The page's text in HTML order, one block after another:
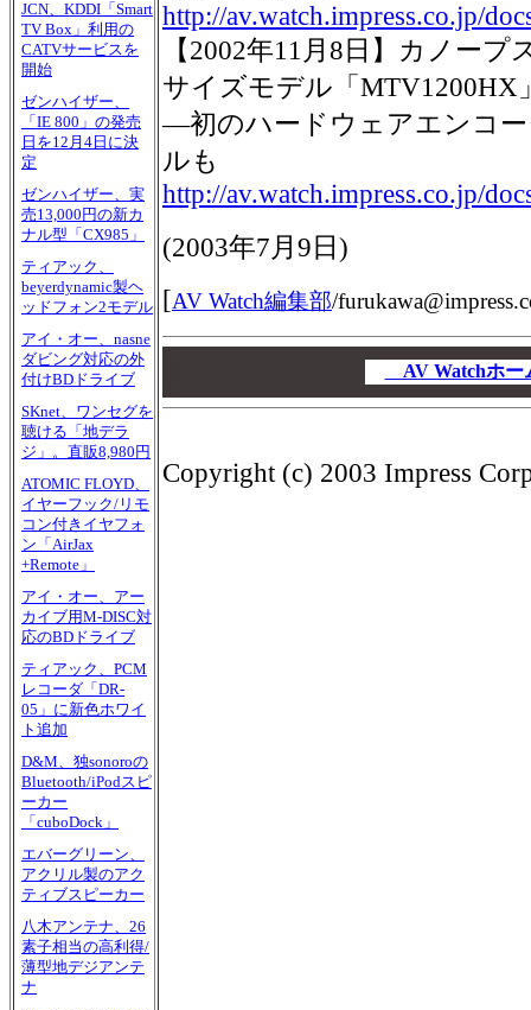
JCN、KDDI「Smart
TV Box」利用の
CATVサービスを
開始
ゼンハイザー、
「IE 800」の発売
日を12月4日に決
定
ゼンハイザー、実
売13,000円の新カ
ナル型「CX985」
ティアック、
beyerdynamic製ヘ
ッドフォン2モデル
アイ・オー、nasne
ダビング対応の外
付けBDドライブ
SKnet、ワンセグを
聴ける「地デラ
ジ」。直販8,980円
ATOMIC FLOYD、
イヤーフック/リモ
コン付きイヤフォ
ン「AirJax
+Remote」
アイ・オー、アー
カイブ用M-DISC対
応のBDドライブ
ティアック、PCM
レコーダ「DR-
05」に新色ホワイ
ト追加
D&M、独sonoroの
Bluetooth/iPodスピ
ーカー
「cuboDock」
エバーグリーン、
アクリル製のアク
ティブスピーカー
八木アンテナ、26
素子相当の高利得/
薄型地デジアンテ
ナ
http://av.watch.impress.co.jp/
【2002年11月8日】カノープ
サイズモデル「MTV1200HX
―初のハードウェアエンコ
ルも
http://av.watch.impress.co.jp/
(2003年7月9日 )
[AV Watch編集部/
AV Watchホ
Copyright (c) 2003 Impress